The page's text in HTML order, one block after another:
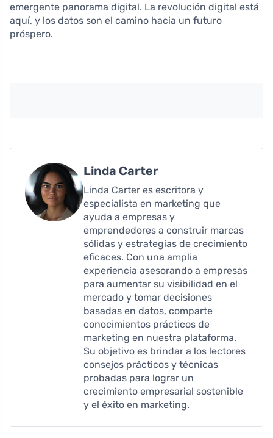
emergente panorama digital. La revolución digital está
aquí, y los datos son el camino hacia un futuro
próspero.
Linda Carter
Linda Carter es escritora y
especialista en marketing que
ayuda a empresas y
emprendedores a construir marcas
sólidas y estrategias de crecimiento
eficaces. Con una amplia
experiencia asesorando a empresas
para aumentar su visibilidad en el
mercado y tomar decisiones
basadas en datos, comparte
conocimientos prácticos de
marketing en nuestra plataforma.
Su objetivo es brindar a los lectores
consejos prácticos y técnicas
probadas para lograr un
crecimiento empresarial sostenible
y el éxito en marketing.